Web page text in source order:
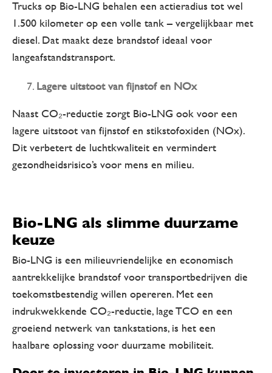
Trucks op Bio-LNG behalen een actieradius tot wel
1.500 kilometer op een volle tank – vergelijkbaar met
diesel. Dat maakt deze brandstof ideaal voor
langeafstandstransport.
Lagere uitstoot van fijnstof en NOx
Naast CO₂-reductie zorgt Bio-LNG ook voor een
lagere uitstoot van fijnstof en stikstofoxiden (NOx).
Dit verbetert de luchtkwaliteit en vermindert
gezondheidsrisico’s voor mens en milieu.
Bio-LNG als slimme duurzame
keuze
Bio-LNG is een milieuvriendelijke en economisch
aantrekkelijke brandstof voor transportbedrijven die
toekomstbestendig willen opereren. Met een
indrukwekkende CO₂-reductie, lage TCO en een
groeiend netwerk van tankstations, is het een
haalbare oplossing voor duurzame mobiliteit.